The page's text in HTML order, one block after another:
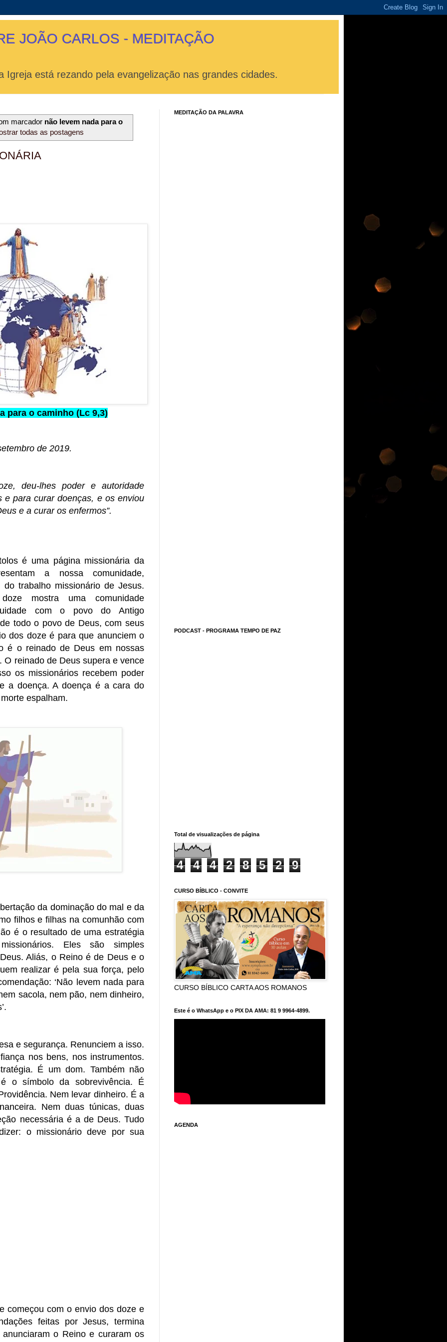
JOÃO CARLOS - MEDITAÇÃO
Igreja está rezando pela evangelização nas grandes cidades.
marcador não levem nada para o
todas as postagens
para o caminho (Lc 9,3)
de 2019.
deu-lhes poder e autoridade
e para curar doenças, e os enviou
e a curar os enfermos”.
é uma página missionária da
a nossa comunidade,
do trabalho missionário de Jesus.
mostra uma comunidade
com o povo do Antigo
todo o povo de Deus, com seus
dos doze é para que anunciem o
é o reinado de Deus em nossas
O reinado de Deus supera e vence
os missionários recebem poder
a doença. A doença é a cara do
espalham.
da dominação do mal e da
filhos e filhas na comunhão com
é o resultado de uma estratégia
Eles são simples
Aliás, o Reino é de Deus e o
realizar é pela sua força, pelo
‘Não levem nada para
sacola, nem pão, nem dinheiro,
e segurança. Renunciem a isso.
nos bens, nos instrumentos.
É um dom. Também não
o símbolo da sobrevivência. É
Nem levar dinheiro. É a
Nem duas túnicas, duas
necessária é a de Deus. Tudo
o missionário deve por sua
começou com o envio dos doze e
feitas por Jesus, termina
o Reino e curaram os
MEDITAÇÃO DA PALAVRA
PODCAST - PROGRAMA TEMPO DE PAZ
Total de visualizações de página
4 4 4 2 8 5 2 9
CURSO BÍBLICO - CONVITE
CURSO BÍBLICO CARTA AOS ROMANOS
Este é o WhatsApp e o PIX DA AMA: 81 9 9964-4899.
AGENDA